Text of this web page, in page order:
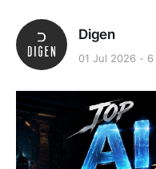
Digen
01 Jul 2026 6